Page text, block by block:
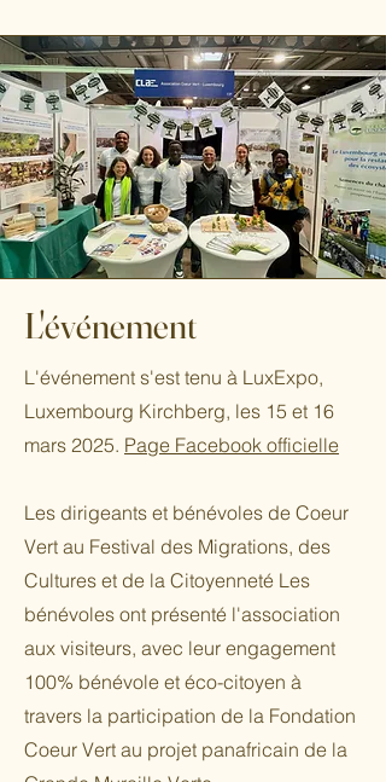
L'événement
L'événement s'est tenu à LuxExpo,
Luxembourg Kirchberg, les 15 et 16
mars 2025. Page Facebook officielle
Les dirigeants et bénévoles de Coeur
Vert au Festival des Migrations, des
Cultures et de la Citoyenneté Les
bénévoles ont présenté l'association
aux visiteurs, avec leur engagement
100% bénévole et éco-citoyen à
travers la participation de la Fondation
Coeur Vert au projet panafricain de la